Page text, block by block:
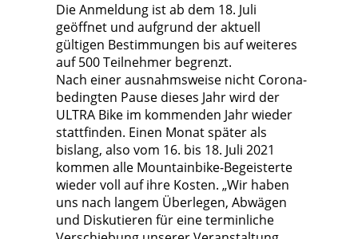
Die Anmeldung ist ab dem 18. Juli
geöffnet und aufgrund der aktuell
gültigen Bestimmungen bis auf weiteres
auf 500 Teilnehmer begrenzt.
Nach einer ausnahmsweise nicht Corona-
bedingten Pause dieses Jahr wird der
ULTRA Bike im kommenden Jahr wieder
stattfinden. Einen Monat später als
bislang, also vom 16. bis 18. Juli 2021
kommen alle Mountainbike-Begeisterte
wieder voll auf ihre Kosten. „Wir haben
uns nach langem Überlegen, Abwägen
und Diskutieren für eine terminliche